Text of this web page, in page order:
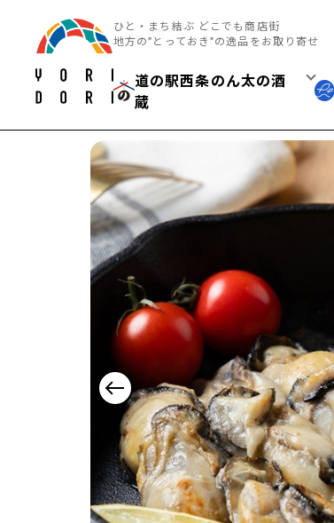
ひと・まち結ぶ どこでも商店街
地方の”とっておき”の逸品をお取り寄せ
道の駅西条のん太の酒
蔵